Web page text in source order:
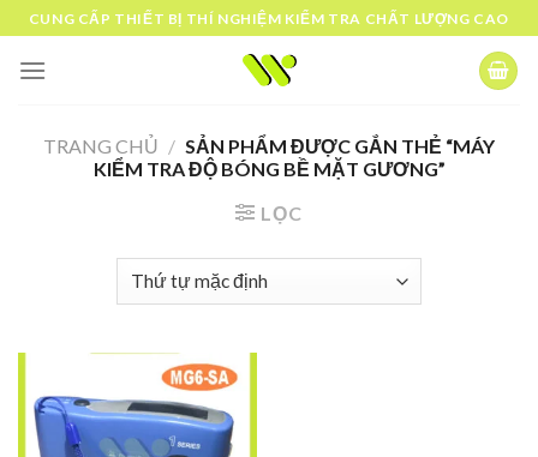
Skip
to
content
CUNG CẤP THIẾT BỊ THÍ NGHIỆM KIỂM TRA CHẤT LƯỢNG CAO
TRANG CHỦ / SẢN PHẨM ĐƯỢC GẮN THẺ “MÁY
KIỂM TRA ĐỘ BÓNG BỀ MẶT GƯƠNG”
LỌC